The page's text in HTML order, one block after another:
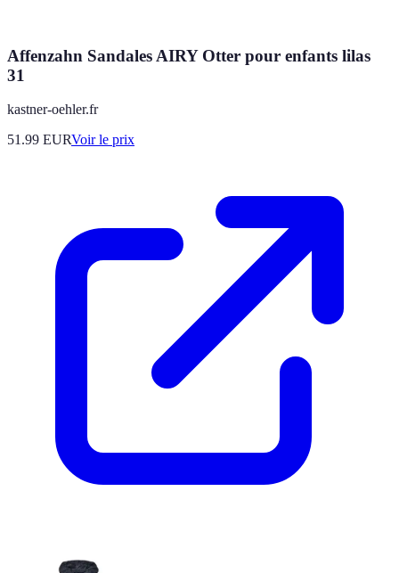
Affenzahn Sandales AIRY Otter pour enfants lilas
31
kastner-oehler.fr
51.99 EURVoir le prix